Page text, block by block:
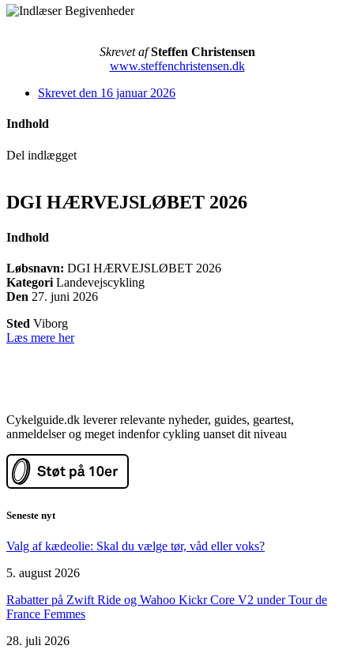
Skrevet afSteffen Christensen
www.steffenchristensen.dk
Skrevet den 16 januar 2026
Indhold
Del indlægget
DGI HÆRVEJSLØBET 2026
Indhold
Løbsnavn: DGI HÆRVEJSLØBET 2026
Kategori Landevejscykling
Den 27. juni 2026
Sted Viborg
Læs mere her
Cykelguide.dk leverer relevante nyheder, guides, geartest,
anmeldelser og meget indenfor cykling uanset dit niveau
Seneste nyt
Valg af kædeolie: Skal du vælge tør, våd eller voks?
5. august 2026
Rabatter på Zwift Ride og Wahoo Kickr Core V2 under Tour de
France Femmes
28. juli 2026